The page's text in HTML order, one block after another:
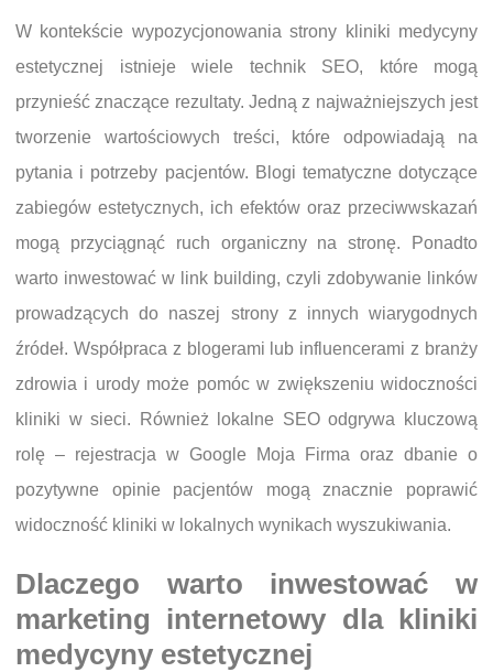
W kontekście wypozycjonowania strony kliniki medycyny
estetycznej istnieje wiele technik SEO, które mogą
przynieść znaczące rezultaty. Jedną z najważniejszych jest
tworzenie wartościowych treści, które odpowiadają na
pytania i potrzeby pacjentów. Blogi tematyczne dotyczące
zabiegów estetycznych, ich efektów oraz przeciwwskazań
mogą przyciągnąć ruch organiczny na stronę. Ponadto
warto inwestować w link building, czyli zdobywanie linków
prowadzących do naszej strony z innych wiarygodnych
źródeł. Współpraca z blogerami lub influencerami z branży
zdrowia i urody może pomóc w zwiększeniu widoczności
kliniki w sieci. Również lokalne SEO odgrywa kluczową
rolę – rejestracja w Google Moja Firma oraz dbanie o
pozytywne opinie pacjentów mogą znacznie poprawić
widoczność kliniki w lokalnych wynikach wyszukiwania.
Dlaczego warto inwestować w
marketing internetowy dla kliniki
medycyny estetycznej